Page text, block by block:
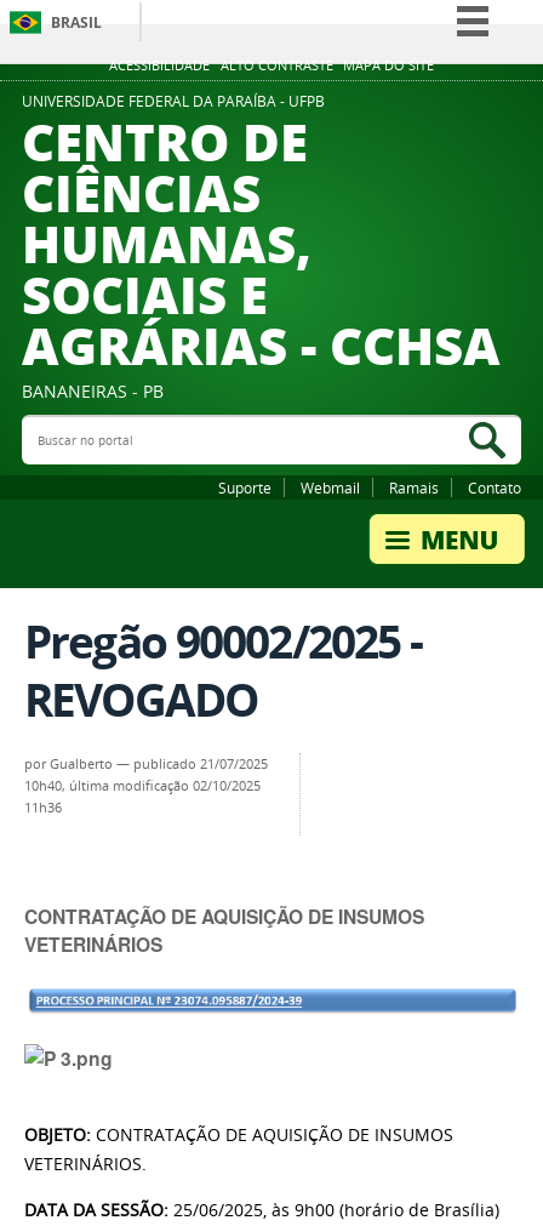
ACESSIBILIDADE ALTO CONTRASTE MAPA DO SITE
BRASIL
Simplifique!
UNIVERSIDADE FEDERAL DA PARAÍBA - UFPB
CENTRO DE
CIÊNCIAS
HUMANAS,
SOCIAIS E
AGRÁRIAS - CCHSA
BANANEIRAS - PB
Buscar no portal
Suporte Webmail Ramais Contato
Pregão 90002/2025 -
REVOGADO
porGualberto — publicado 21/07/2025
10h40, última modificação 02/10/2025
11h36
CONTRATAÇÃO DE AQUISIÇÃO DE INSUMOS
VETERINÁRIOS
OBJETO: CONTRATAÇÃO DE AQUISIÇÃO DE INSUMOS
VETERINÁRIOS.
DATA DA SESSÃO: 25/06/2025, às 9h00 (horário de Brasília)